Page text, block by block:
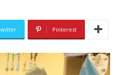
Pinterest